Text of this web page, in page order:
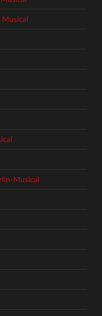
Musical
Musical